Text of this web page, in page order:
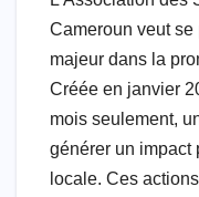
Cameroun veut
majeur dans la
Créée en janvier
mois seulement,
générer un impact
locale. Ces